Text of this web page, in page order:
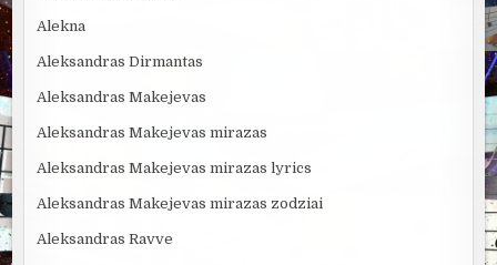
Alekna
Aleksandras Dirmantas
Aleksandras Makejevas
Aleksandras Makejevas mirazas
Aleksandras Makejevas mirazas lyrics
Aleksandras Makejevas mirazas zodziai
Aleksandras Ravve